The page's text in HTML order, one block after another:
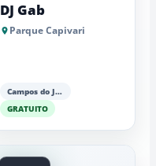
DJ Gab
Parque Capivari
Campos do Jordão
GRATUITO